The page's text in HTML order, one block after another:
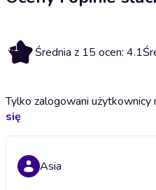
4.1 Średnia z 15 ocen: 4.1
Tylko zalogowani użytkownicy
się
Asia